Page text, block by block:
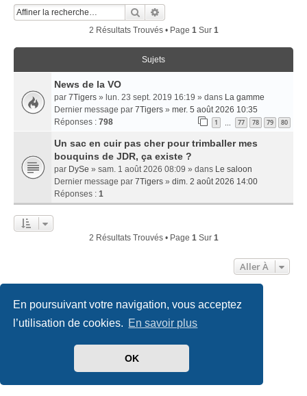
En poursuivant votre navigation, vous acceptez
l’utilisation de cookies. En savoir plus
OK
Rechercher
2 Résultats Trouvés • Page 1Sur 1
Sujets
News de la VO
par 7Tigers » lun. 23 sept. 2019 16:19 » dans La gamme
Dernier message par 7Tigers » mer. 5 août 2026 10:35
Réponses : 798 1 77 78 79 80
Un sac en cuir pas cher pour trimballer mes
bouquins de JDR, ça existe ?
par DySe » sam. 1 août 2026 08:09 » dans Le saloon
Dernier message par 7Tigers » dim. 2 août 2026 14:00
Réponses : 1
2 Résultats Trouvés • Page 1Sur 1
Aller À
Accueil Index du forum Nous contacter
phpBB-fr.com
created by INVENTEA & v12mike
Conditions